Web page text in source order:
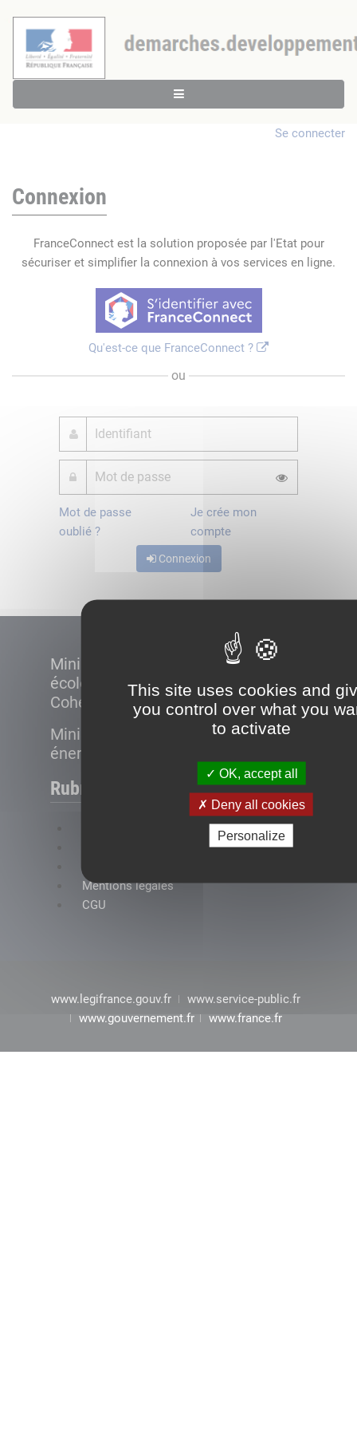
This site uses cookies and
you control over what you
to activate
OK, accept all
Deny all cookies
Personalize
Se connecter
Connexion
FranceConnect est la solution proposée par l'Etat pour
sécuriser et simplifier la connexion à vos services en ligne.
Qu'est-ce que FranceConnect ?
ou
Mot de passe
oublié ?
Je crée mon
compte
Connexion
Ministère de la Transition
écologique et de la
Cohésion des territoires
Ministère de la Transition
énergétique
Rubriques
Mentions légales
CGU
www.legifrance.gouv.fr
www.service-public.fr
www.gouvernement.fr
www.france.fr